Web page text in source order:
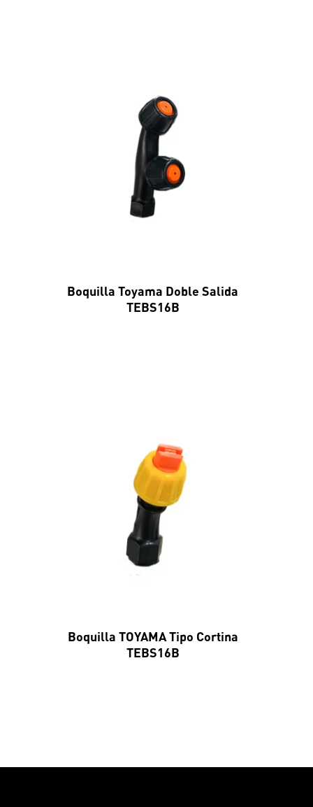
Boquilla Toyama Doble Salida
TEBS16B
Boquilla TOYAMA Tipo Cortina
TEBS16B